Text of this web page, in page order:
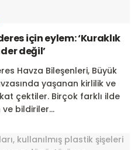
için eylem: ‘Kuraklık
değil’
Havza Bileşenleri, Büyük
yaşanan kirlilik ve
çektiler. Birçok farklı ilde
bildiriler...